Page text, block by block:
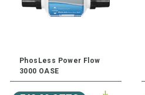
PhosLess Power Flow
3000 OASE